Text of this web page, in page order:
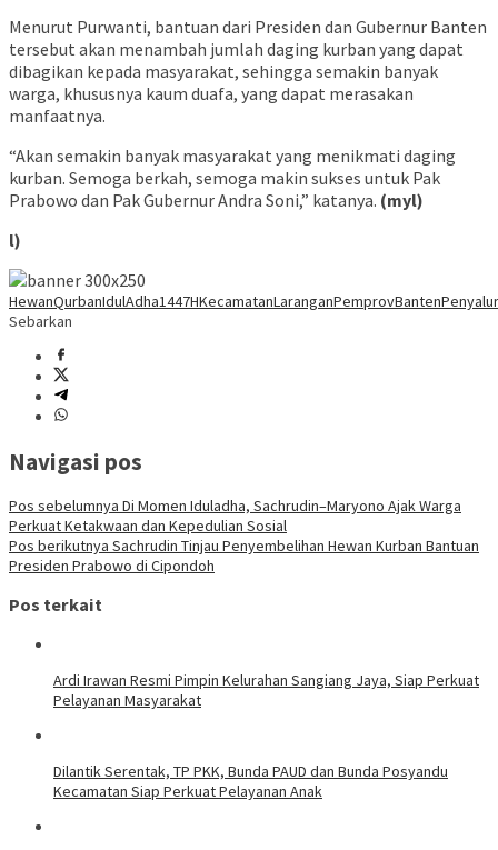
Menurut Purwanti, bantuan dari Presiden dan Gubernur Banten
tersebut akan menambah jumlah daging kurban yang dapat
dibagikan kepada masyarakat, sehingga semakin banyak
warga, khususnya kaum duafa, yang dapat merasakan
manfaatnya.
“Akan semakin banyak masyarakat yang menikmati daging
kurban. Semoga berkah, semoga makin sukses untuk Pak
Prabowo dan Pak Gubernur Andra Soni,” katanya. (myl)
l)
HewanQurbanIdulAdha1447HKecamatanLaranganPemprovBanten
Sebarkan
Navigasi pos
Pos sebelumnya Di Momen Iduladha, Sachrudin–Maryono Ajak Warga
Perkuat Ketakwaan dan Kepedulian Sosial
Pos berikutnya Sachrudin Tinjau Penyembelihan Hewan Kurban Bantuan
Presiden Prabowo di Cipondoh
Pos terkait
Ardi Irawan Resmi Pimpin Kelurahan Sangiang Jaya, Siap Perkuat
Pelayanan Masyarakat
Dilantik Serentak, TP PKK, Bunda PAUD dan Bunda Posyandu
Kecamatan Siap Perkuat Pelayanan Anak